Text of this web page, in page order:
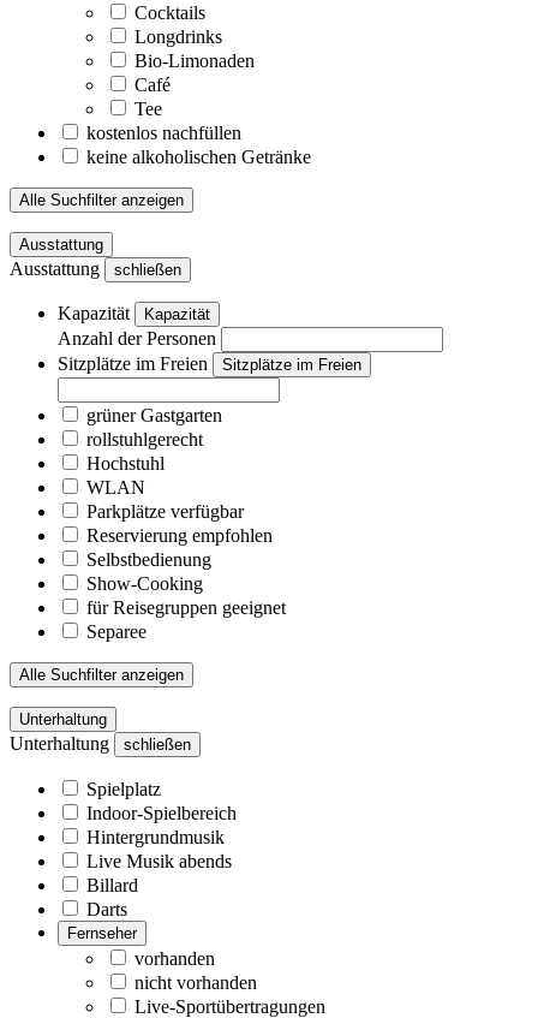
Cocktails
Longdrinks
Bio-Limonaden
Café
Tee
kostenlos nachfüllen
keine alkoholischen Getränke
Alle Suchfilter anzeigen
Ausstattung
Ausstattung schließen
Kapazität Kapazität
Anzahl der Personen
Sitzplätze im Freien
Sitzplätze im Freien
grüner Gastgarten
rollstuhlgerecht
Hochstuhl
WLAN
Parkplätze verfügbar
Reservierung empfohlen
Selbstbedienung
Show-Cooking
für Reisegruppen geeignet
Separee
Alle Suchfilter anzeigen
Unterhaltung
Unterhaltung schließen
Spielplatz
Indoor-Spielbereich
Hintergrundmusik
Live Musik abends
Billard
Darts
Fernseher
vorhanden
nicht vorhanden
Live-Sportübertragungen